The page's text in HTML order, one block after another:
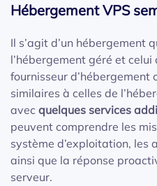
Hébergement VPS
Il s’agit d’un hébergement
l’hébergement géré et celui
fournisseur d’hébergement
similaires à celles de
avec quelques services
peuvent comprendre les
système d’exploitation, les
ainsi que la réponse
serveur.